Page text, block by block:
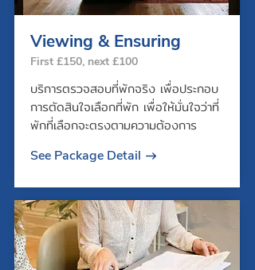
Viewing & Ensuring
First £150, next £100
บริการตรวจสอบที่พักจริง เพื่อประกอบ
การตัดสินใจเลือกที่พัก เพื่อให้มั่นใจว่าที่
พักที่เลือกจะตรงตามความต้องการ
See Package Detail